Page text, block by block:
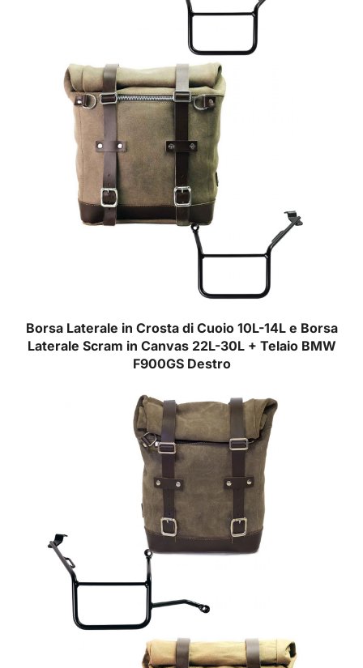
Borsa Laterale in Crosta di Cuoio 10L-14L e Borsa
Laterale Scram in Canvas 22L-30L + Telaio BMW
F900GS Destro